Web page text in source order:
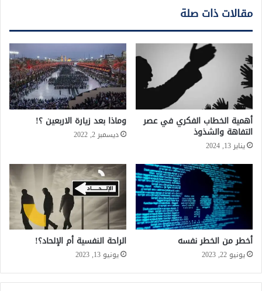
مقالات ذات صلة
أهمية الخطاب الفكري في عصر
التفاهة والشذوذ
يناير 13, 2024
وماذا بعد زيارة الاربعين ؟!
ديسمبر 2, 2022
أخطر من الخطر نفسه
يونيو 22, 2023
الراحة النفسية أم الإلحاد؟!
يونيو 13, 2023